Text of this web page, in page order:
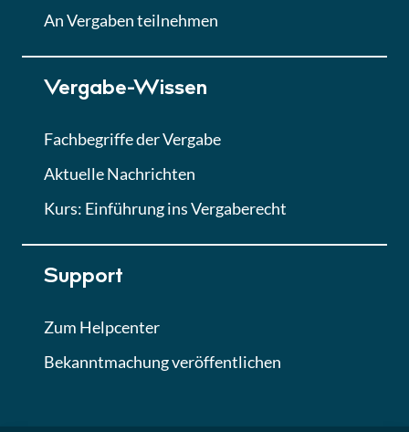
Lektion
Lektion 7
Finales Quiz
An Vergaben teilnehmen
Vergabe-Wissen
Fachbegriffe der Vergabe
Aktuelle Nachrichten
Kurs: Einführung ins Vergaberecht
Support
Zum Helpcenter
Bekanntmachung veröffentlichen